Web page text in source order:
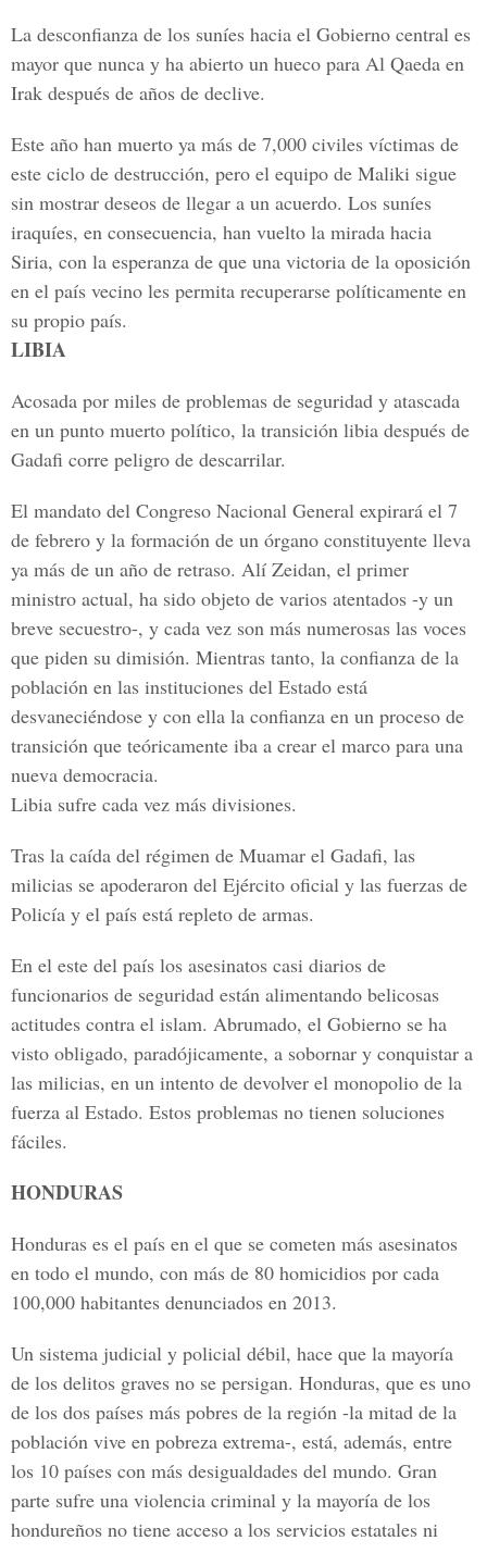
La desconfianza de los suníes hacia el Gobierno central es
mayor que nunca y ha abierto un hueco para Al Qaeda en
Irak después de años de declive.
Este año han muerto ya más de 7,000 civiles víctimas de
este ciclo de destrucción, pero el equipo de Maliki sigue
sin mostrar deseos de llegar a un acuerdo. Los suníes
iraquíes, en consecuencia, han vuelto la mirada hacia
Siria, con la esperanza de que una victoria de la oposición
en el país vecino les permita recuperarse políticamente en
su propio país.
LIBIA
Acosada por miles de problemas de seguridad y atascada
en un punto muerto político, la transición libia después de
Gadafi corre peligro de descarrilar.
El mandato del Congreso Nacional General expirará el 7
de febrero y la formación de un órgano constituyente lleva
ya más de un año de retraso. Alí Zeidan, el primer
ministro actual, ha sido objeto de varios atentados -y un
breve secuestro-, y cada vez son más numerosas las voces
que piden su dimisión. Mientras tanto, la confianza de la
población en las instituciones del Estado está
desvaneciéndose y con ella la confianza en un proceso de
transición que teóricamente iba a crear el marco para una
nueva democracia.
Libia sufre cada vez más divisiones.
Tras la caída del régimen de Muamar el Gadafi, las
milicias se apoderaron del Ejército oficial y las fuerzas de
Policía y el país está repleto de armas.
En el este del país los asesinatos casi diarios de
funcionarios de seguridad están alimentando belicosas
actitudes contra el islam. Abrumado, el Gobierno se ha
visto obligado, paradójicamente, a sobornar y conquistar a
las milicias, en un intento de devolver el monopolio de la
fuerza al Estado. Estos problemas no tienen soluciones
fáciles.
HONDURAS
Honduras es el país en el que se cometen más asesinatos
en todo el mundo, con más de 80 homicidios por cada
100,000 habitantes denunciados en 2013.
Un sistema judicial y policial débil, hace que la mayoría
de los delitos graves no se persigan. Honduras, que es uno
de los dos países más pobres de la región -la mitad de la
población vive en pobreza extrema-, está, además, entre
los 10 países con más desigualdades del mundo. Gran
parte sufre una violencia criminal y la mayoría de los
hondureños no tiene acceso a los servicios estatales ni